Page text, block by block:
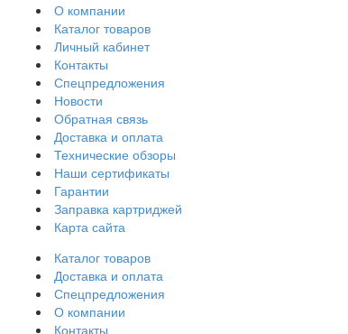
О компании
Каталог товаров
Личный кабинет
Контакты
Спецпредложения
Новости
Обратная связь
Доставка и оплата
Технические обзоры
Наши сертификаты
Гарантии
Заправка картриджей
Карта сайта
Каталог товаров
Доставка и оплата
Спецпредложения
О компании
Контакты